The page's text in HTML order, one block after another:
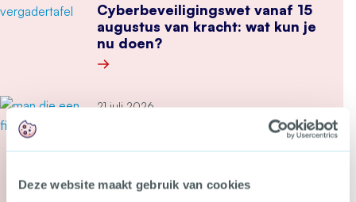
Deze website maakt gebruik van cookies
Cyberbeveiligingswet vanaf 15
augustus van kracht: wat kun je
nu doen?
21 juli 2026
Tweede Kamer stemt in met
wetsvoorstel tegen heling en
witwassen
Meer over Tweede Kamer stemt in met